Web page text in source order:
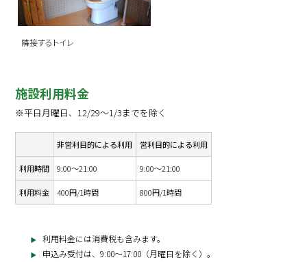
隣接するトイレ
施設利用料金
※平日月曜日、12/29～1/3までを除く
非営利目的による利用 営利目的による利用
利用時間 9:00～21:00 9:00～21:00
利用料金 400円/1時間 800円/1時間
利用料金には消費税も含みます。
申込み受付は、9:00～17:00（月曜日を除く）。